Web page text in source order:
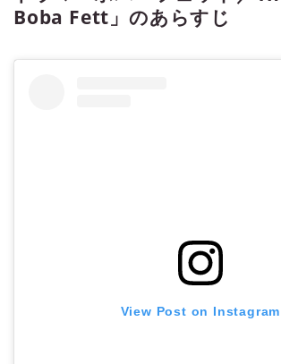
Boba Fett」のあらすじ
View Post on Instagram